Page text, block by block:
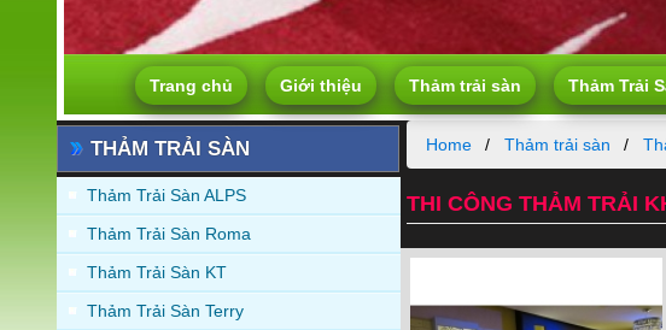
Trang chủ Giới thiệu Thảm trải sàn Thảm Trải
THẢM TRẢI SÀN
Thảm Trải Sàn ALPS
Thảm Trải Sàn Roma
Thảm Trải Sàn KT
Thảm Trải Sàn Terry
Home Thảm trải sàn
THI CÔNG THẢM TRẢI